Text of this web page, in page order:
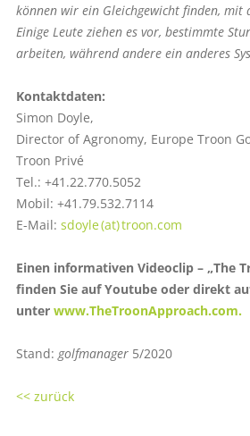
können wir ein Gleichgewicht finden, mit
Einige Leute ziehen es vor, bestimmte
arbeiten, während andere ein anderes
Kontaktdaten:
Simon Doyle,
Director of Agronomy, Europe Troon
Troon Privé
Tel.: +41.22.770.5052
Mobil: +41.79.532.7114
E-Mail: sdoyle (at) troon.com
Einen informativen Videoclip – „The
finden Sie auf Youtube oder direkt
unter www.TheTroonApproach.com.
Stand: golfmanager5/2020
<< zurück